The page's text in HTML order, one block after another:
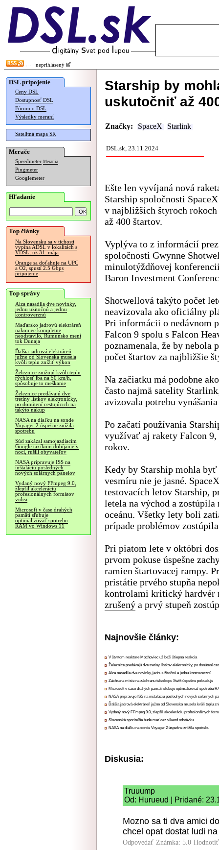
neprihlásený
DSL pripojenie
Ceny DSL
Dostupnosť DSL
Fórum o DSL
Výsledky meraní
Satelitná mapa SR
Merače
Speedmeter Merania
Pingmeter
Googlemeter
Hľadanie
Top články
Na Slovensku sa v tichosti
vypína ADSL v lokalitách s
VDSL, už 31. mája
Orange sa doťahuje na UPC
a O2, spustí 2.5 Gbps
pripojenie
Top správy
Alza nasadila dve novinky,
jednu užitočnú a jednu
kontroverznú
Maďarsko jadrovú elektráreň
nakoniec kompletne
neodstavilo, Rumunsko mení
tok Dunaja
Ďalšia jadrová elektráreň
južne od Slovenska musela
kvôli teplu znížiť výkon
Železnice znižujú kvôli teplu
rýchlosť iba na 50 km/h,
spôsobuje to meškanie
Železnice predávajú dve
tretiny lístkov elektronicky,
po donútení cestujúcich na
takýto nákup
NASA na diaľku na sonde
Voyager 2 úspešne znížila
spotrebu
Súd zakázal samojazdiacim
Google taxíkom dobíjanie v
noci, rušili obyvateľov
NASA pripravuje ISS na
inštaláciu posledných
nových solárnych panelov
Vydaný nový FFmpeg 9.0,
zlepšil akceleráciu
profesionálnych formátov
videa
Microsoft v čase drahých
pamätí sľubuje
optimalizovať spotrebu
RAM vo Windows 11
Starship by
uskutočniť až
Značky: SpaceX Starlink
DSL.sk, 23.11.2024
Ešte len vyvíjaná nová
Starship spoločnosti
v najbližších štyroch
až 400 štartov.
Vyplýva to z informácií
spoločnosti Gwynne
minulotýždňovej
Baron Investment
Shotwellová takýto počet
neavizovala ako oficiálny
Pri informácii o nedávnom
Falcon 9 spolu s Falcon
poznamenala, že by nebola
počet štartov za najbližšie
Na začiatku má podobne
často najmä satelity
avizovala potrebu
Po začatí používania
využívať aj rakety Falcon
rokov.
Kedy by Starship mohla byť
vesmíru nie je jasné.
testovacích letov Starship,
letela na východ a
oceánu. Všetky lety boli
prípade problémov
Pri piatom lete v októbri
prvom pokuse úspešne
ramien štartovacej rampy.
pristátie prvého stupňa
kontrolami kritický hardvér
zrušený a prvý stupeň
Najnovšie články:
V štvrtom reaktore Mochoviec už beží štiepna reakcia
Železnice predávajú dve tretiny lístkov elektronicky, po donútení
Alza nasadila dve novinky, jednu užitočnú a jednu kontroverznú
Záchrana misie na záchranu teleskopu Swift úspešne pokračuje
Microsoft v čase drahých pamätí sľubuje optimalizovať spotrebu
NASA pripravuje ISS na inštaláciu posledných nových solárnych
Ďalšia jadrová elektráreň južne od Slovenska musela kvôli teplu
Vydaný nový FFmpeg 9.0, zlepšil akceleráciu profesionálnych
Slovenská sporiteľňa bude mať cez víkend odstávku
NASA na diaľku na sonde Voyager 2 úspešne znížila spotrebu
Diskusia:
Truuump
Od: Hurueud | Pridané:
Mozno sa ti dva amici
chcel opat dostat ludi
Odpovedať Známka: 5.0